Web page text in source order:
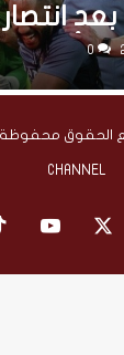
انتصار
أرسنال
0
CHANNEL